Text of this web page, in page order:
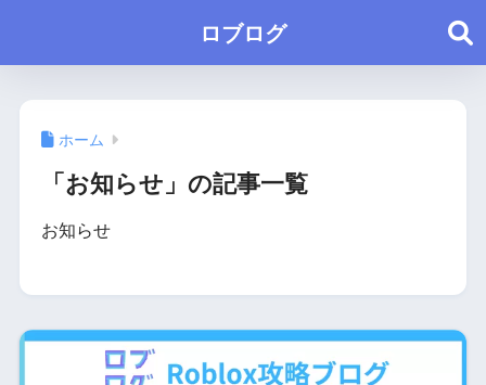
ロブログ
ホーム
「お知らせ」の記事一覧
お知らせ